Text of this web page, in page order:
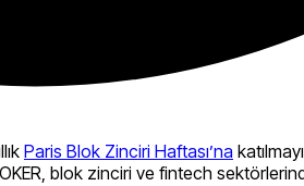
Paris Blok Zinciri Haftası’na
blok zinciri ve fintech